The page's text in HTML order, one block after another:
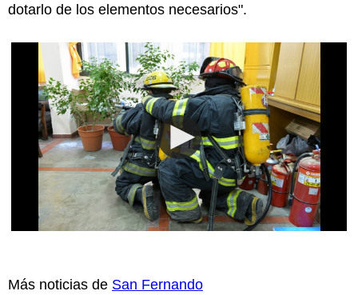
dotarlo de los elementos necesarios".
Más noticias de San Fernando